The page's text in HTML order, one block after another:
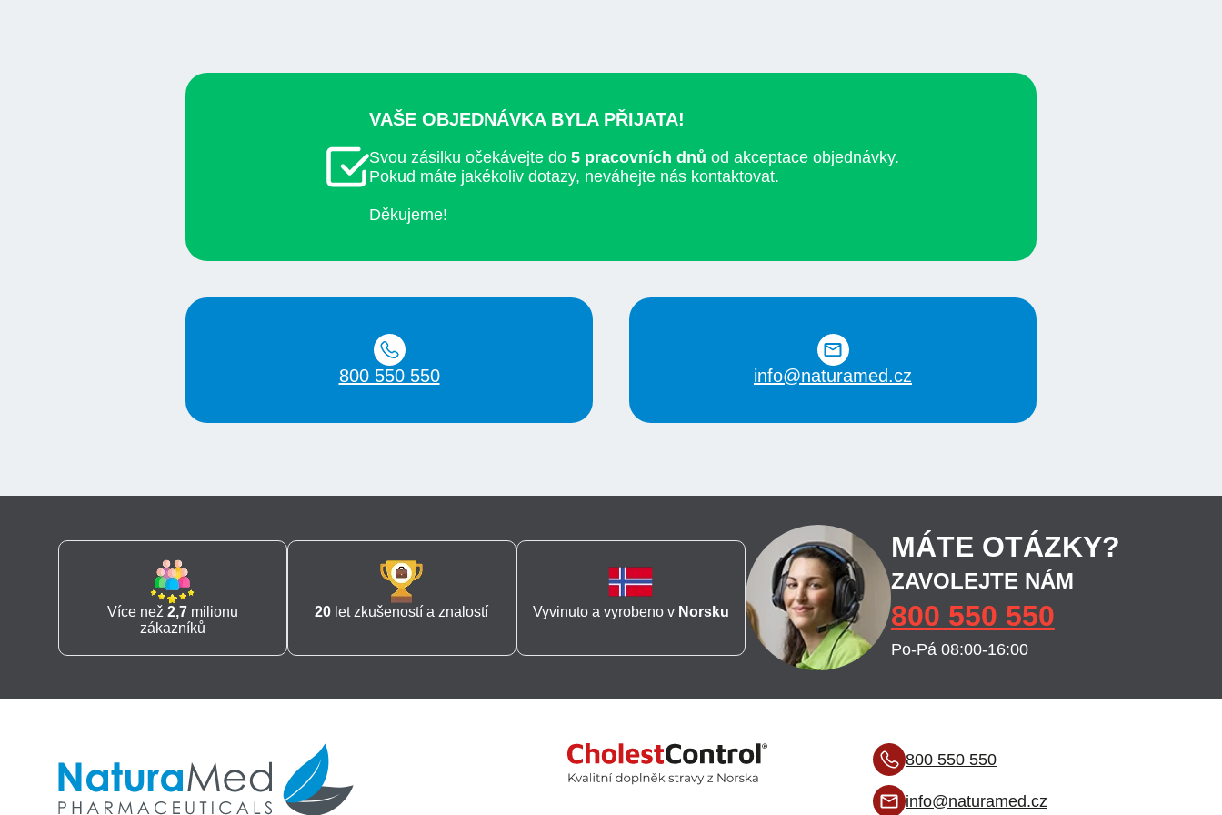
VAŠE OBJEDNÁVKA BYLA PŘIJATA!
Svou zásilku očekávejte do 5 pracovních dnů od akceptace objednávky.
Pokud máte jakékoliv dotazy, neváhejte nás kontaktovat.
Děkujeme!
800 550 550 info@naturamed.cz
Více než 2,7milionu
zákazníků
20 let zkušeností a znalostí Vyvinuto a vyrobeno v Norsku
MÁTE OTÁZKY?
ZAVOLEJTE NÁM
800 550 550
Po-Pá 08:00-16:00
800 550 550
info@naturamed.cz